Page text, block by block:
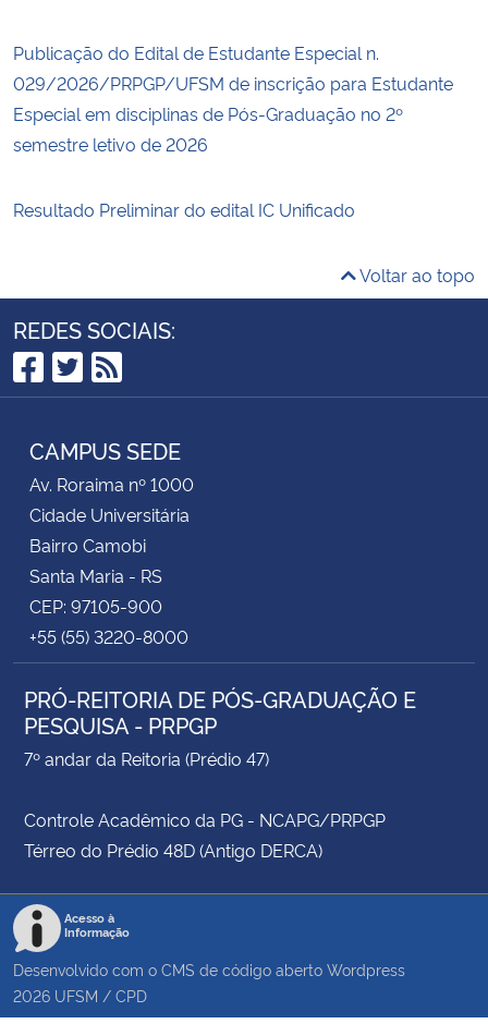
Publicação do Edital de Estudante Especial n.
029/2026/PRPGP/UFSM de inscrição para Estudante
Especial em disciplinas de Pós-Graduação no 2º
semestre letivo de 2026
Resultado Preliminar do edital IC Unificado
Voltar ao topo
REDES SOCIAIS:
Facebook
Twitter
RSS
CAMPUS SEDE
Av. Roraima nº 1000
Cidade Universitária
Bairro Camobi
Santa Maria - RS
CEP: 97105-900
+55 (55) 3220-8000
PRÓ-REITORIA DE PÓS-GRADUAÇÃO E
PESQUISA - PRPGP
7º andar da Reitoria (Prédio 47)
Controle Acadêmico da PG - NCAPG/PRPGP
Térreo do Prédio 48D (Antigo DERCA)
Acesso à
Informação
Desenvolvido com o CMS de código aberto Wordpress
2026 UFSM / CPD